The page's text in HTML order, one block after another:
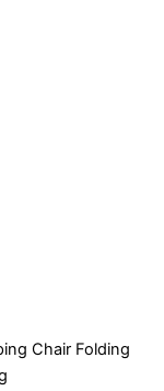
Chair Folding